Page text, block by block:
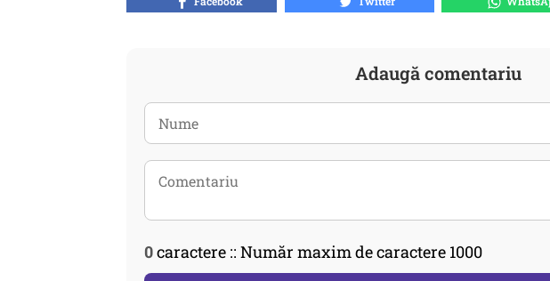
Adaugă comentariu
0caractere :: Număr maxim de caractere 1000